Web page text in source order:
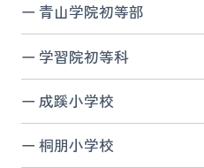
青山学院初等部
学習院初等科
成蹊小学校
桐朋小学校